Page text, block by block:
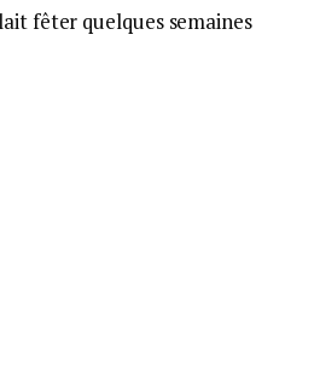
fêter quelques semaines